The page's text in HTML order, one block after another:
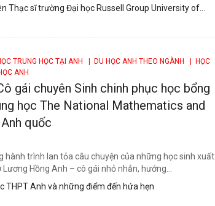
Thạc sĩ trường Đại học Russell Group University of
TRUNG HỌC TẠI ANH | DU HỌC ANH THEO NGÀNH
| HỌC
ANH
gái chuyên Sinh chinh phục học bổng
học The National Mathematics and
quốc
hành trình lan tỏa câu chuyện của những học sinh xuất
Hồng Anh – cô gái nhỏ nhắn, hướng...
THPT Anh và những điểm đến hứa hẹn